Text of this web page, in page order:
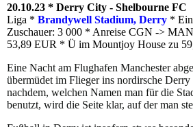
20.10.23 * Derry City - Shelbourne
Liga * Brandywell Stadium, Derry *
Zuschauer: 3 000 * Anreise CGN ->
53,89 EUR * Ü im Mountjoy House zu
Eine Nacht am Flughafen Manchester
übermüdet im Flieger ins nordirsche
nachdem, welchen Namen man für die
benutzt, wird die Seite klar, auf der man